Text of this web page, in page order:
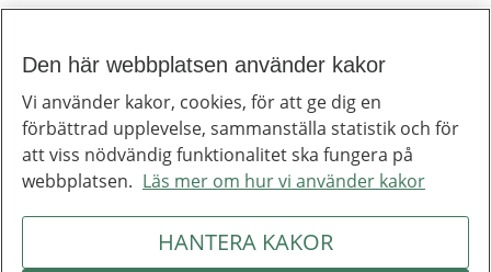
Till toppen av sidan
Inera
Inera är ett digitaliseringsbolag som bidrar till att utveckla välfärden.
Om Inera
Jobba hos oss
Inera på LinkedIn
Om webbplatsenHantering av kakor
Den här webbplatsen använder kakor
Vi använder kakor, cookies, för att ge dig en
förbättrad upplevelse, sammanställa statistik och för
att viss nödvändig funktionalitet ska fungera på
webbplatsen. Läs mer om hur vi använder kakor
HANTERA KAKOR